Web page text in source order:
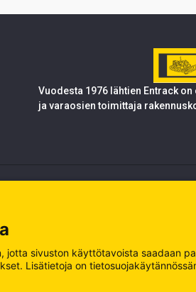
Vuodesta 1976 lähtien Entrack
ja varaosien toimittaja
jotta sivuston käyttötavoista saadaan
Lisätietoja on